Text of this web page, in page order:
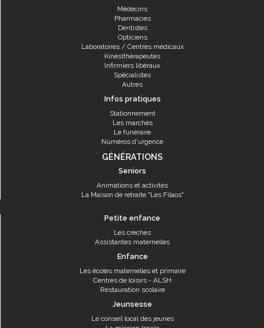
Médecins
Pharmacies
Dentistes
Opticiens
Laboratoires / Centres médicaux
Kinésithérapeutes
Infirmiers libéraux
Spécialistes
Autres
Infos pratiques
Stationnement
Les marchés
Le funéraire
Numéros d'urgence
GÉNÉRATIONS
Seniors
Animations et activités
La Maison de retraite "Les Filaos"
Petite enfance
Les crèches
Assistantes maternelles
Enfance
Les écoles maternelles et primaire
Centres de loisirs - ALSH
Restauration scolaire
Jeunsesse
Le conseil local des jeunes